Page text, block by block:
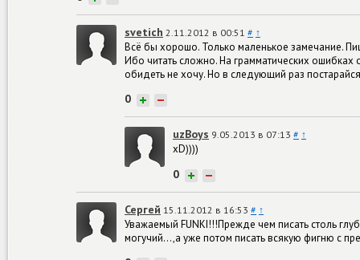
svetich 2.11.2012 в 00:51 # ↑
Всё бы хорошо. Только маленькое замечание.
Ибо читать сложно. На грамматических ошибках
обидеть не хочу. Но в следующий раз
0 + −
uzBoys 9.05.2013 в 07:13 # ↑
xD))))
0 + −
Сергей 15.11.2012 в 16:53 # ↑
Уважаемый FUNKI!!!Прежде чем писать столь
могучий...,а уже потом писать всякую фигню с